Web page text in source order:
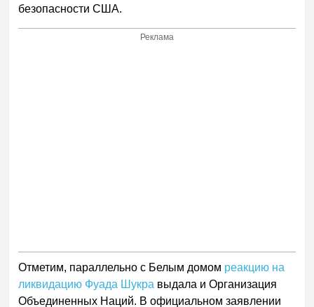
безопасности США.
Реклама
Отметим, параллельно с Белым домом реакцию на
ликвидацию Фуада Шукра выдала и Организация
Объединенных Наций. В официальном заявлении